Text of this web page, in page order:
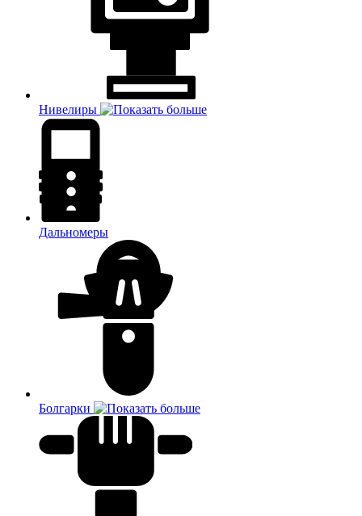
Нивелиры
Дальномеры
Болгарки